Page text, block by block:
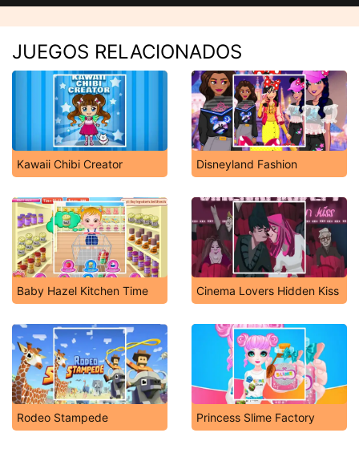
JUEGOS RELACIONADOS
Kawaii Chibi Creator Disneyland Fashion
Baby Hazel Kitchen Time Cinema Lovers Hidden Kiss
Rodeo Stampede Princess Slime Factory